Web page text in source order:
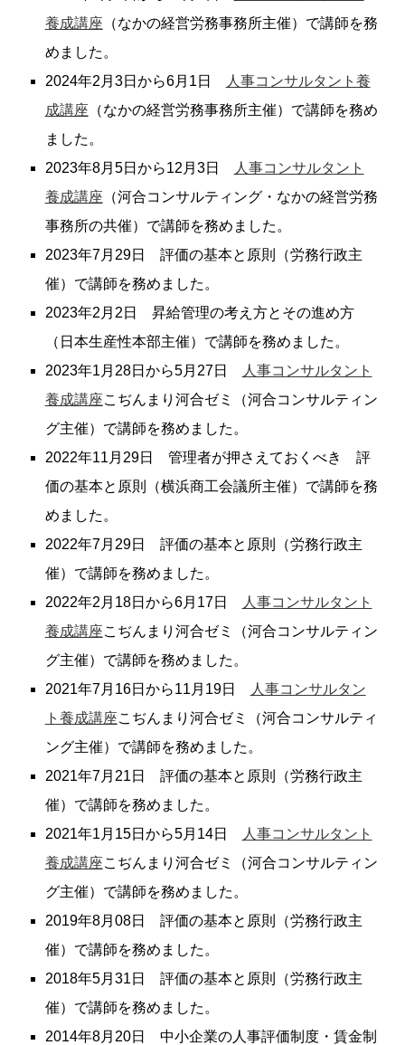
養成講座 （なかの経営労務事務所主催）で講師を務
めました。
2024年2月3日から6月1日
人事コンサルタント養
成講座 （なかの経営労務事務所主催）で講師を務め
ました。
2023年8月5日から12月3日
人事コンサルタント
養成講座 （河合コンサルティング・なかの経営労務
事務所の共催）で講師を務めました。
2023年7月29日 評価の基本と原則（労務行政主
催）で講師を務めました。
2023年2月2日 昇給管理の考え方とその進め方
（日本生産性本部主催）で講師を務めました。
2023年1月28日から5月27日
人事コンサルタント
養成講座こぢんまり河合ゼミ（河合コンサルティン
グ主催）で講師を務めました。
2022年11月29日 管理者が押さえておくべき 評
価の基本と原則（横浜商工会議所主催）で講師を務
めました。
2022年7月29日 評価の基本と原則（労務行政主
催）で講師を務めました。
2022年2月18日から6月17日
人事コンサルタント
養成講座こぢんまり河合ゼミ（河合コンサルティン
グ主催）で講師を務めました。
2021年7月16日から11月19日
人事コンサルタン
ト養成講座こぢんまり河合ゼミ（河合コンサルティ
ング主催）で講師を務めました。
2021年7月21日 評価の基本と原則（労務行政主
催）で講師を務めました。
2021年1月15日から5月14日
人事コンサルタント
養成講座こぢんまり河合ゼミ（河合コンサルティン
グ主催）で講師を務めました。
2019年8月08日 評価の基本と原則（労務行政主
催）で講師を務めました。
2018年5月31日 評価の基本と原則（労務行政主
催）で講師を務めました。
2014年8月20日 中小企業の人事評価制度・賃金制